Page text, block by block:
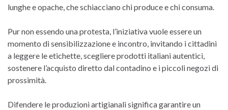
lunghe e opache, che schiacciano chi produce e chi consuma.
Pur non essendo una protesta, l’iniziativa vuole essere un
momento di sensibilizzazione e incontro, invitando i cittadini
a leggere le etichette, scegliere prodotti italiani autentici,
sostenere l’acquisto diretto dal contadino e i piccoli negozi di
prossimità.
Difendere le produzioni artigianali significa garantire un